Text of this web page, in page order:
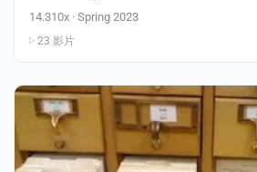
14.310x · Spring 2023
23 影片